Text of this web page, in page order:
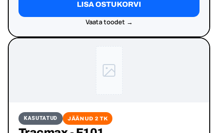
LISA OSTUKORVI
Vaata toodet →
KASUTATUD JÄÄNUD 2 TK